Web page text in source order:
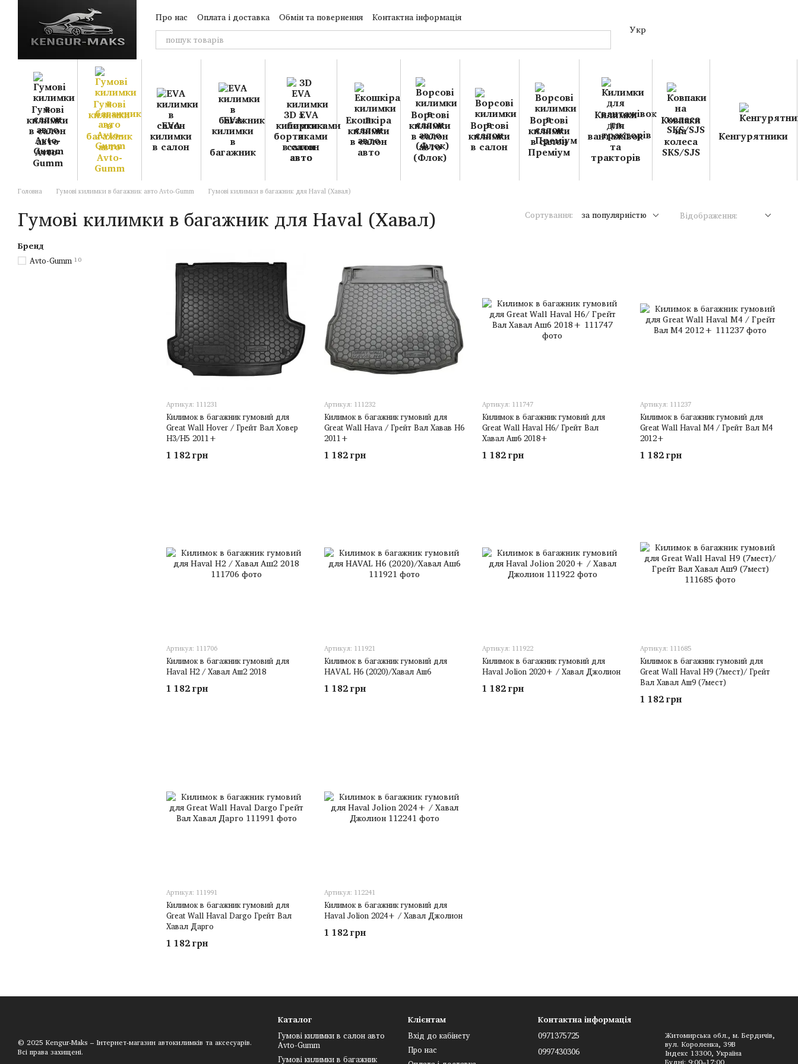
Перейти до основного контенту
Про нас Оплата і доставка Обмін та повернення
Контактна інформація
Укр
Гумові
килимки
в салон
авто
Avto-
Gumm
Гумові
килимки
в
багажник
авто
Avto-
Gumm
EVA
килимки
в салон
EVA
килимки
в
багажник
3D EVA
килимки з
бортиками
в салон
авто
Екошкіра
килимки
в салон
авто
Ворсові
килимки
в салон
авто
(Флок)
Ворсові
килимки
в салон
Ворсові
килимки
в салон
Преміум
Килимки
для
вантажівок
та
тракторів
Ковпаки
на
колеса
SKS/SJS
Кенгурятники
Головна Гумові килимки в багажник авто Avto-Gumm Гумові килимки в багажник для Haval (Хавал)
Гумові килимки в багажник для Haval (Хавал) Сортування: за популярністю Відображення:
Артикул: 111231
Килимок в багажник гумовий для
Great Wall Hover / Грейт Вал Ховер
H3/H5 2011+
1 182 грн
Артикул: 111232
Килимок в багажник гумовий для
Great Wall Hava / Грейт Вал Хавав H6
2011+
1 182 грн
Артикул: 111747
Килимок в багажник гумовий для
Great Wall Haval H6/ Грейт Вал
Хавал Аш6 2018+
1 182 грн
Артикул: 111237
Килимок в багажник гумовий для
Great Wall Haval M4 / Грейт Вал M4
2012+
1 182 грн
Артикул: 111706
Килимок в багажник гумовий для
Haval H2 / Хавал Аш2 2018
1 182 грн
Артикул: 111921
Килимок в багажник гумовий для
HAVAL H6 (2020)/Хавал Аш6
1 182 грн
Артикул: 111922
Килимок в багажник гумовий для
Haval Jolion 2020+ / Хавал Джолион
1 182 грн
Артикул: 111685
Килимок в багажник гумовий для
Great Wall Haval H9 (7мест)/ Грейт
Вал Хавал Аш9 (7мест)
1 182 грн
Артикул: 111991
Килимок в багажник гумовий для
Great Wall Haval Dargo Грейт Вал
Хавал Дарго
1 182 грн
Артикул: 112241
Килимок в багажник гумовий для
Haval Jolion 2024+ / Хавал Джолион
1 182 грн
Бренд
Avto-Gumm 10
© 2025 Kengur-Maks – Інтернет-магазин автокилимків та аксесуарів.
Всі права захищені.
Каталог
Гумові килимки в салон авто
Avto-Gumm
Гумові килимки в багажник
Клієнтам
Вхід до кабінету
Про нас
Контактна інформація
0971375725
0997430306
Житомирська обл., м. Бердичів,
вул. Короленка, 39В
Індекс 13300, Україна